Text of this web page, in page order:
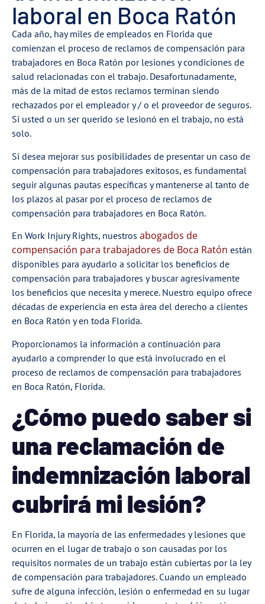
laboral en Boca Ratón
Cada año, hay miles de empleados en Florida que
comienzan el proceso de reclamos de compensación para
trabajadores en Boca Ratón por lesiones y condiciones de
salud relacionadas con el trabajo. Desafortunadamente,
más de la mitad de estos reclamos terminan siendo
rechazados por el empleador y / o el proveedor de seguros.
Si usted o un ser querido se lesionó en el trabajo, no está
solo.
Si desea mejorar sus posibilidades de presentar un caso de
compensación para trabajadores exitosos, es fundamental
seguir algunas pautas específicas y mantenerse al tanto de
los plazos al pasar por el proceso de reclamos de
compensación para trabajadores en Boca Ratón.
En Work Injury Rights, nuestros abogados de
compensación para trabajadores de Boca Ratón están
disponibles para ayudarlo a solicitar los beneficios de
compensación para trabajadores y buscar agresivamente
los beneficios que necesita y merece. Nuestro equipo ofrece
décadas de experiencia en esta área del derecho a clientes
en Boca Ratón y en toda Florida.
Proporcionamos la información a continuación para
ayudarlo a comprender lo que está involucrado en el
proceso de reclamos de compensación para trabajadores
en Boca Ratón, Florida.
¿Cómo puedo saber si
una reclamación de
indemnización laboral
cubrirá mi lesión?
En Florida, la mayoría de las enfermedades y lesiones que
ocurren en el lugar de trabajo o son causadas por los
requisitos normales de un trabajo están cubiertas por la ley
de compensación para trabajadores. Cuando un empleado
sufre de alguna infección, lesión o enfermedad en su lugar